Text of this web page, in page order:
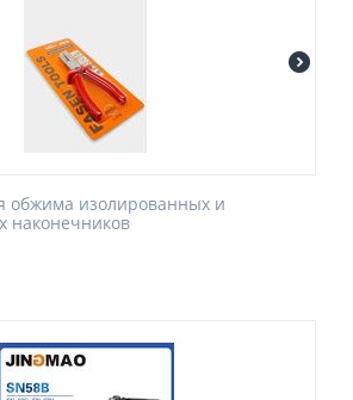
обжима изолированных и
наконечников